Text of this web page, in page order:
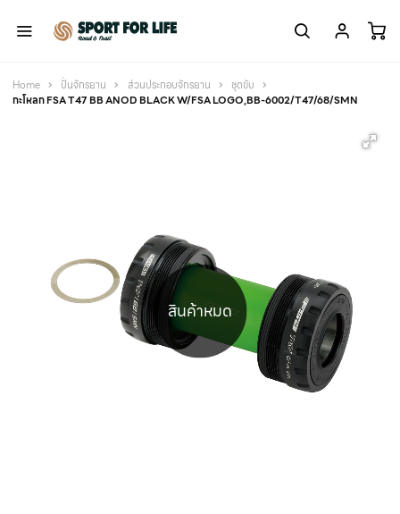
Home ปั่นจักรยาน ส่วนประกอบจักรยาน
ชุดขับ
กะโหลก FSA T47 BB ANOD BLACK W/FSA LOGO,BB-6002/T47/68/SMN